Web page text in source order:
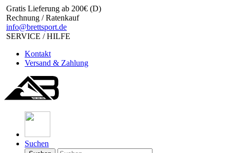
Gratis Lieferung ab 200€ (D)
Rechnung / Ratenkauf
info@brettsport.de
SERVICE / HILFE
Kontakt
Versand & Zahlung
Suchen